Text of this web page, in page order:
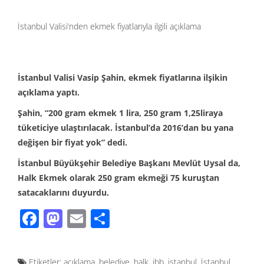
İstanbul Valisi’nden ekmek fiyatlarıyla ilgili açıklama
İstanbul Valisi Vasip Şahin, ekmek fiyatlarına ilşikin
açıklama yaptı.
Şahin, “200 gram ekmek 1 lira, 250 gram 1,25liraya
tüketiciye ulaştırılacak. İstanbul’da 2016’dan bu yana
değişen bir fiyat yok” dedi.
İstanbul Büyükşehir Belediye Başkanı Mevlüt Uysal da,
Halk Ekmek olarak 250 gram ekmeği 75 kuruştan
satacaklarını duyurdu.
F
e
M
to
E
ail ar